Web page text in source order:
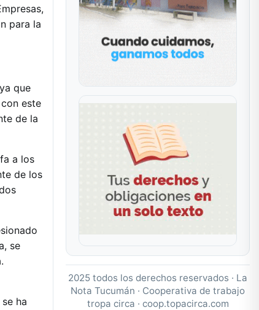
para la
que
este
de la
a los
de los
se
ha
2025 todos los derechos reservados · La
Nota Tucumán · Cooperativa de trabajo
tropa circa · coop.topacirca.com